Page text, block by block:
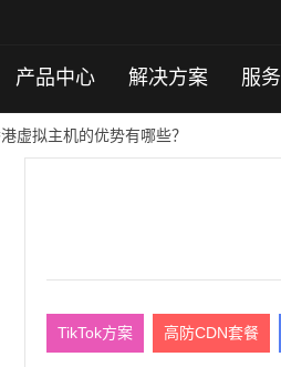
产品中心 解决方案 服务
虚拟主机的优势有哪些？
TikTok方案 高防CDN套餐